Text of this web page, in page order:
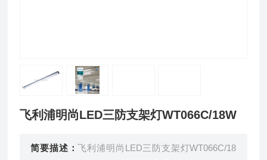
飞利浦明尚LED三防支架灯WT066C/18W
简要描述：飞利浦明尚LED三防支架灯WT066C/18